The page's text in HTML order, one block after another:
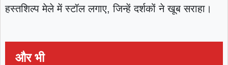
हस्तशिल्प मेले में स्टॉल लगाए, जिन्हें दर्शकों ने खूब सराहा।
और भी